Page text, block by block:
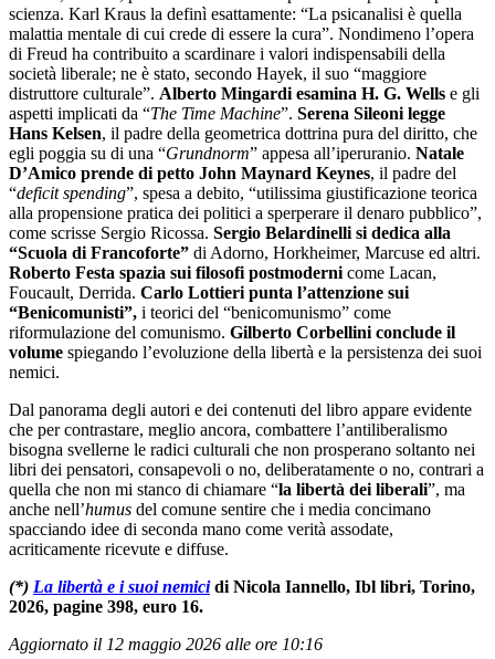
scienza. Karl Kraus la definì esattamente: “La psicanalisi è quella
malattia mentale di cui crede di essere la cura”. Nondimeno l’opera
di Freud ha contribuito a scardinare i valori indispensabili della
società liberale; ne è stato, secondo Hayek, il suo “maggiore
distruttore culturale”. Alberto Mingardi esamina H. G. Wells e gli
aspetti implicati da “The Time Machine”. Serena Sileoni legge
Hans Kelsen, il padre della geometrica dottrina pura del diritto, che
egli poggia su di una “Grundnorm” appesa all’iperuranio. Natale
D’Amico prende di petto John Maynard Keynes, il padre del
“deficit spending”, spesa a debito, “utilissima giustificazione teorica
alla propensione pratica dei politici a sperperare il denaro pubblico”,
come scrisse Sergio Ricossa. Sergio Belardinelli si dedica alla
“Scuola di Francoforte” di Adorno, Horkheimer, Marcuse ed altri.
Roberto Festa spazia sui filosofi postmoderni come Lacan,
Foucault, Derrida. Carlo Lottieri punta l’attenzione sui
“Benicomunisti”, i teorici del “benicomunismo” come
riformulazione del comunismo. Gilberto Corbellini conclude il
volume spiegando l’evoluzione della libertà e la persistenza dei suoi
nemici.
Dal panorama degli autori e dei contenuti del libro appare evidente
che per contrastare, meglio ancora, combattere l’antiliberalismo
bisogna svellerne le radici culturali che non prosperano soltanto nei
libri dei pensatori, consapevoli o no, deliberatamente o no, contrari a
quella che non mi stanco di chiamare “la libertà dei liberali”, ma
anche nell’humus del comune sentire che i media concimano
spacciando idee di seconda mano come verità assodate,
acriticamente ricevute e diffuse.
(*) La libertà e i suoi nemici di Nicola Iannello, Ibl libri, Torino,
2026, pagine 398, euro 16.
Aggiornato il 12 maggio 2026 alle ore 10:16